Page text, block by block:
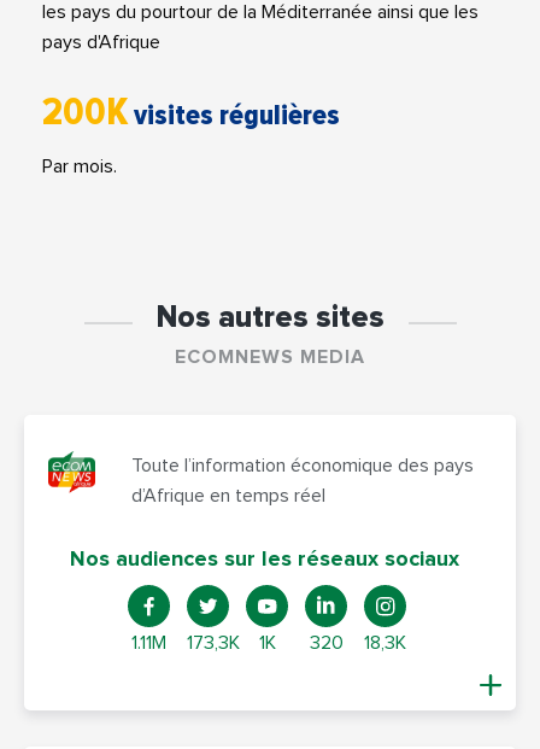
les pays du pourtour de la Méditerranée ainsi que les
pays d'Afrique
200Kvisites régulières
Par mois.
Nos autres sites
ECOMNEWS MEDIA
Toute l’information économique des pays
d’Afrique en temps réel
Nos audiences sur les réseaux sociaux
1.11M 173,3K 1K 320 18,3K